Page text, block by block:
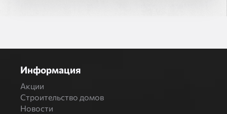
Информация
Акции
Строительство домов
Новости